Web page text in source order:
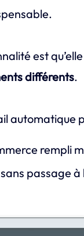
est
différents.
automatique
rempli
passage